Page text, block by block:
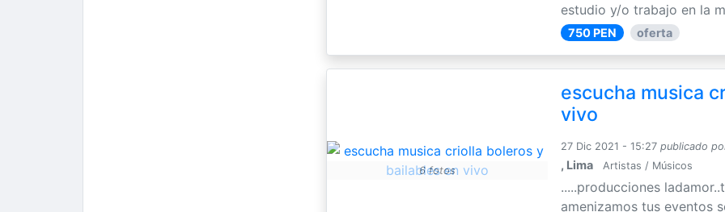
estudio y/o trabajo en la
750 PEN oferta
6 fotos
escucha musica
vivo
27 Dic 2021 - 15:27 publicado
, Lima Artistas / Músicos
.....producciones
amenizamos tus eventos